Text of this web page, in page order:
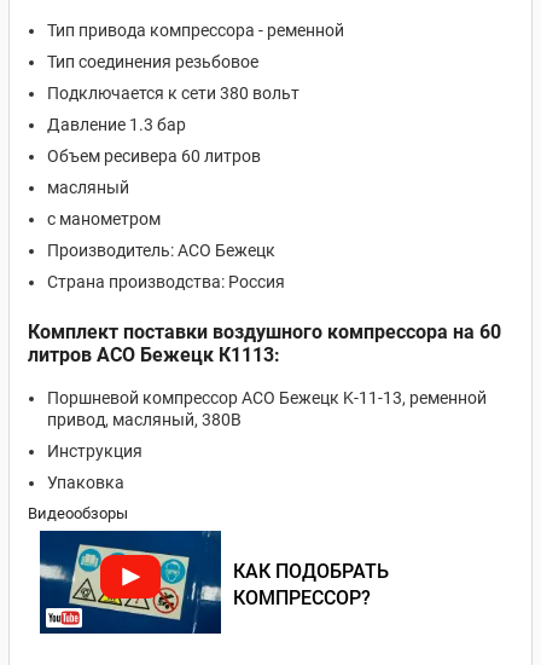
Тип привода компрессора - ременной
Тип соединения резьбовое
Подключается к сети 380 вольт
Давление 1.3 бар
Объем ресивера 60 литров
масляный
с манометром
Производитель: АСО Бежецк
Страна производства: Россия
Комплект поставки воздушного компрессора на 60
литров АСО Бежецк К1113:
Поршневой компрессор АСО Бежецк K-11-13, ременной
привод, масляный, 380В
Инструкция
Упаковка
Видеообзоры
КАК ПОДОБРАТЬ
КОМПРЕССОР?